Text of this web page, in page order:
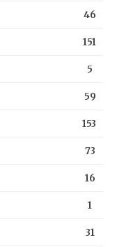
46
151
5
59
153
73
16
1
31